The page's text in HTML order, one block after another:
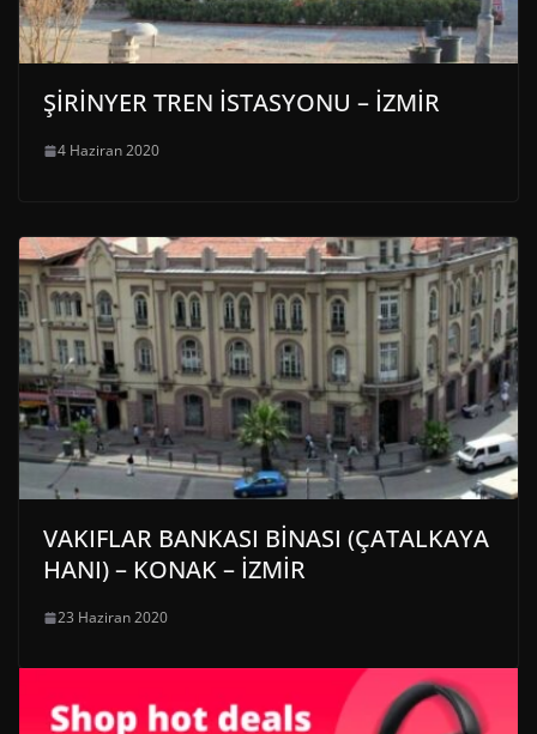
ŞİRİNYER TREN İSTASYONU – İZMİR
4 Haziran 2020
VAKIFLAR BANKASI BİNASI (ÇATALKAYA
HANI) – KONAK – İZMİR
23 Haziran 2020